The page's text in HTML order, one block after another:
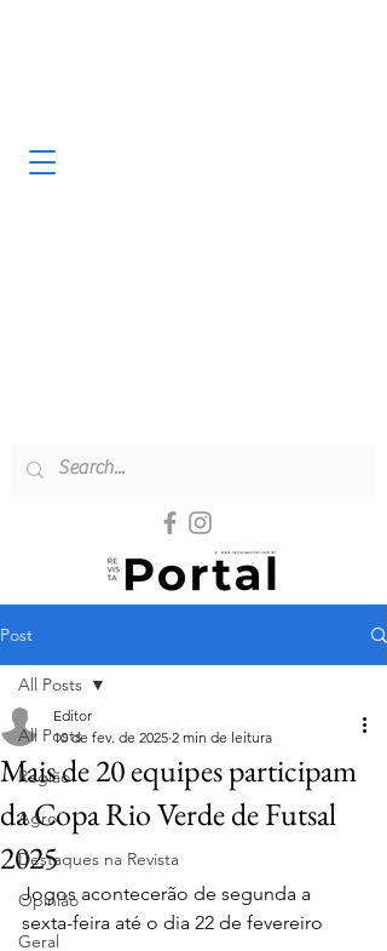
Post
All Posts
Região
Agro
Destaques na Revista
Opinião
Geral
All Posts
Mais de 20 equipes participam
da Copa Rio Verde de Futsal
2025
Editor
10 de fev. de 2025 2 min de leitura
Jogos acontecerão de segunda a
sexta-feira até o dia 22 de fevereiro